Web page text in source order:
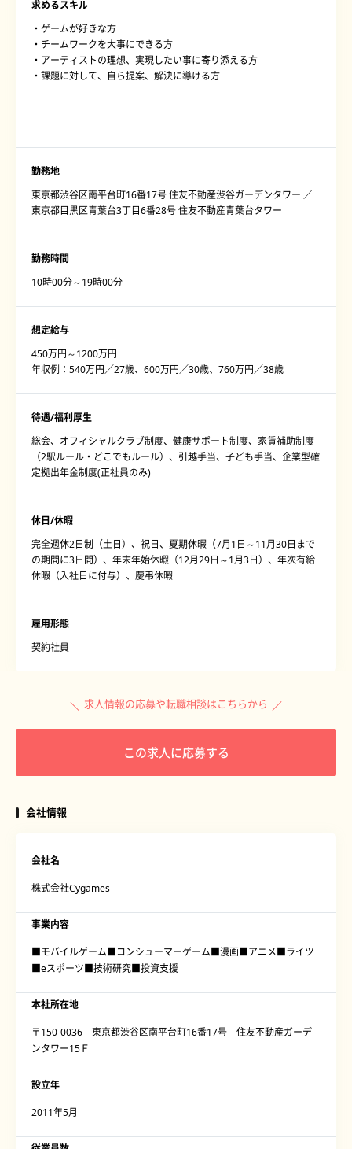
求めるスキル
・ゲームが好きな方
・チームワークを大事にできる方
・アーティストの理想、実現したい事に寄り添える方
・課題に対して、自ら提案、解決に導ける方
勤務地
東京都渋谷区南平台町16番17号 住友不動産渋谷ガーデンタワー ／
東京都目黒区青葉台3丁目6番28号 住友不動産青葉台タワー
勤務時間
10時00分～19時00分
想定給与
450万円～1200万円
年収例：540万円／27歳、600万円／30歳、760万円／38歳
待遇/福利厚生
総会、オフィシャルクラブ制度、健康サポート制度、家賃補助制度
（2駅ルール・どこでもルール）、引越手当、子ども手当、企業型確
定拠出年金制度(正社員のみ)
休日/休暇
完全週休2日制（土日）、祝日、夏期休暇（7月1日～11月30日まで
の期間に3日間）、年末年始休暇（12月29日～1月3日）、年次有給
休暇（入社日に付与）、慶弔休暇
雇用形態
契約社員
求人情報の応募や転職相談はこちらから
この求人に応募する
会社情報
会社名
株式会社Cygames
事業内容
■モバイルゲーム■コンシューマーゲーム■漫画■アニメ■ライツ
■eスポーツ■技術研究■投資支援
本社所在地
〒150-0036 東京都渋谷区南平台町16番17号 住友不動産ガーデ
ンタワー15Ｆ
設立年
2011年5月